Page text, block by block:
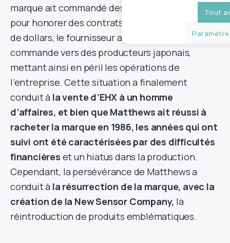
marque ait commandé des puces électroniques
pour honorer des contrats de plusieurs millions
de dollars, le fournisseur a détourné la
commande vers des producteurs japonais,
mettant ainsi en péril les opérations de
l’entreprise. Cette situation a finalement
conduit à la vente d’EHX à un homme
d’affaires, et bien que Matthews ait réussi à
racheter la marque en 1986, les années qui ont
suivi ont été caractérisées par des difficultés
financières et un hiatus dans la production.
Cependant, la persévérance de Matthews a
conduit à la résurrection de la marque, avec la
création de la New Sensor Company, la
réintroduction de produits emblématiques.
Tout